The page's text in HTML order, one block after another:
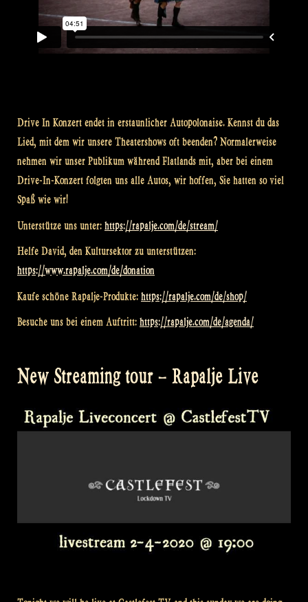
Drive In Konzert endet in erstaunlicher Autopolonaise. Kennst du das
Lied, mit dem wir unsere Theatershows oft beenden? Normalerweise
nehmen wir unser Publikum während Flatlands mit, aber bei einem
Drive-In-Konzert folgten uns alle Autos, wir hoffen, Sie hatten so viel
Spaß wie wir!
Unterstütze uns unter: https://rapalje.com/de/stream/
Helfe David, den Kultursektor zu unterstützen:
https://www.rapalje.com/de/donation
Kaufe schöne Rapalje-Produkte: https://rapalje.com/de/shop/
Besuche uns bei einem Auftritt: https://rapalje.com/de/agenda/
New Streaming tour – Rapalje Live